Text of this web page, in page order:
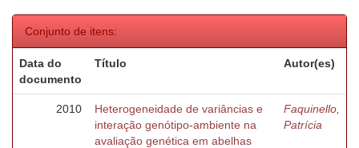
Conjunto de itens:
Data do
documento
Título Autor(es)
2010
Heterogeneidade de variâncias e
interação genótipo-ambiente na
avaliação genética em abelhas
Faquinello,
Patrícia